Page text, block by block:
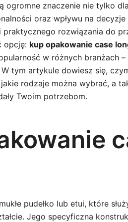
ogromne znaczenie nie tylko
oraz wpływu na
rozwiązania do
opcję: kup opakowanie case
w różnych branżach
tym artykule dowiesz się,
rodzaje można wybrać, a
Twoim potrzebom.
pudełko lub etui, które
Jego specyficzna